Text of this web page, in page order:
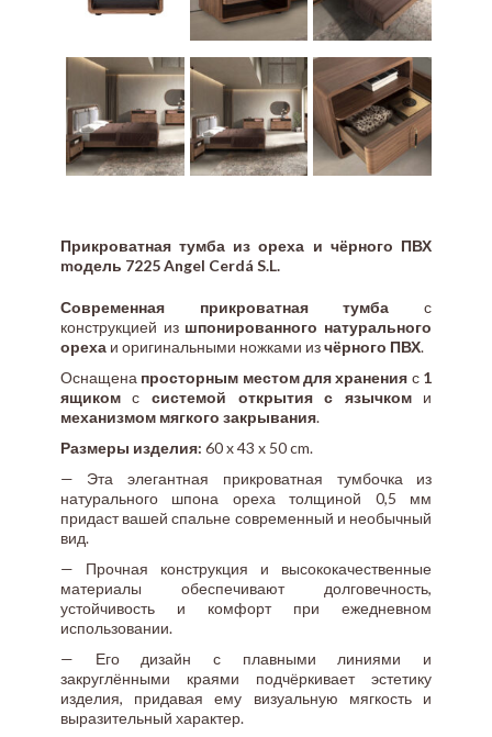
Прикроватная тумба из ореха и чёрного ПВХ
mодель 7225 Angel Cerdá S.L.
Современная прикроватная тумба с
конструкцией из шпонированного натурального
орехаи оригинальными ножками изчёрного ПВХ.
Оснащена просторным местом для хранения с 1
ящикомс системой открытия с язычкоми
механизмом мягкого закрывания.
Размеры изделия: 60 x 43 x 50 cm.
— Эта элегантная прикроватная тумбочка из
натурального шпона ореха толщиной 0,5 мм
придаст вашей спальне современный и необычный
вид.
— Прочная конструкция и высококачественные
материалы обеспечивают долговечность,
устойчивость и комфорт при ежедневном
использовании.
— Его дизайн с плавными линиями и
закруглёнными краями подчёркивает эстетику
изделия, придавая ему визуальную мягкость и
выразительный характер.